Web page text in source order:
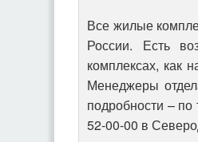
Все жилые
России. Есть
комплексах, как
Менеджеры
подробности –
52-00-00 в